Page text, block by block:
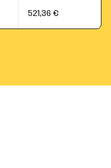
521,36 €